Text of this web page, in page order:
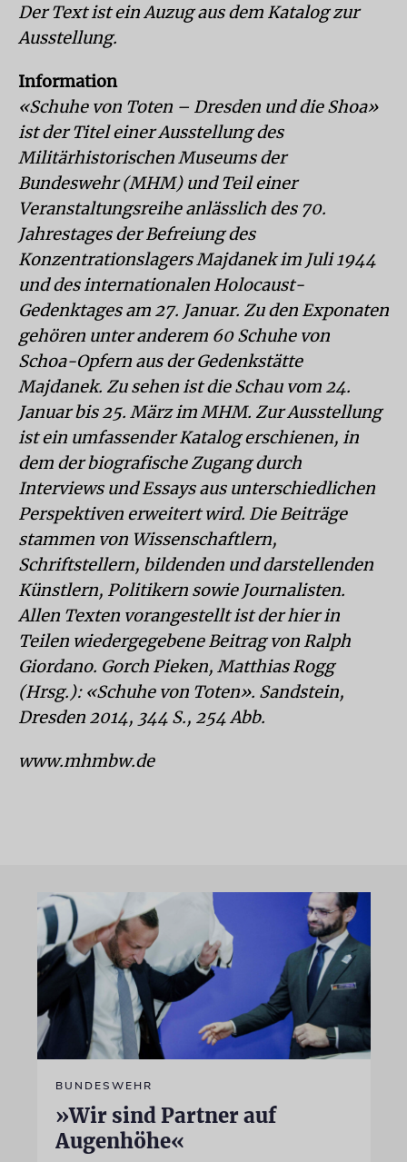
Der Text ist ein Auzug aus dem Katalog zur
Ausstellung.
Information
«Schuhe von Toten – Dresden und die Shoa»
ist der Titel einer Ausstellung des
Militärhistorischen Museums der
Bundeswehr (MHM) und Teil einer
Veranstaltungsreihe anlässlich des 70.
Jahrestages der Befreiung des
Konzentrationslagers Majdanek im Juli 1944
und des internationalen Holocaust-
Gedenktages am 27. Januar. Zu den Exponaten
gehören unter anderem 60 Schuhe von
Schoa-Opfern aus der Gedenkstätte
Majdanek. Zu sehen ist die Schau vom 24.
Januar bis 25. März im MHM. Zur Ausstellung
ist ein umfassender Katalog erschienen, in
dem der biografische Zugang durch
Interviews und Essays aus unterschiedlichen
Perspektiven erweitert wird. Die Beiträge
stammen von Wissenschaftlern,
Schriftstellern, bildenden und darstellenden
Künstlern, Politikern sowie Journalisten.
Allen Texten vorangestellt ist der hier in
Teilen wiedergegebene Beitrag von Ralph
Giordano. Gorch Pieken, Matthias Rogg
(Hrsg.): «Schuhe von Toten». Sandstein,
Dresden 2014, 344 S., 254 Abb.
www.mhmbw.de
BUNDESWEHR
»Wir sind Partner auf
Augenhöhe«